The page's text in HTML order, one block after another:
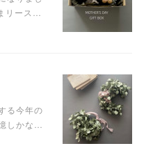
リース…
る今年の
しかな…